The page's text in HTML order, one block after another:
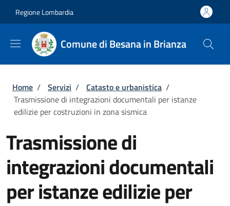
Regione Lombardia
Comune di Besana in Brianza
Briciole di pane
Home / Servizi / Catasto e urbanistica /
Trasmissione di integrazioni documentali per istanze
edilizie per costruzioni in zona sismica
Trasmissione di
integrazioni documentali
per istanze edilizie per